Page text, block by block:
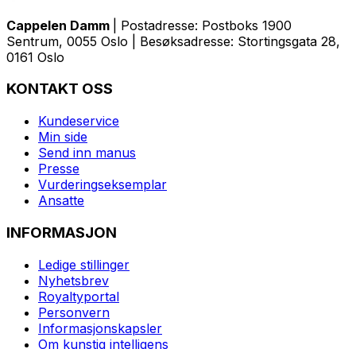
Cappelen Damm
| Postadresse: Postboks 1900
Sentrum, 0055 Oslo | Besøksadresse: Stortingsgata 28,
0161 Oslo
KONTAKT OSS
Kundeservice
Min side
Send inn manus
Presse
Vurderingseksemplar
Ansatte
INFORMASJON
Ledige stillinger
Nyhetsbrev
Royaltyportal
Personvern
Informasjonskapsler
Om kunstig intelligens